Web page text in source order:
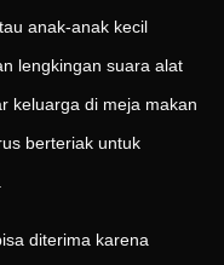
anak-anak kecil
lengkingan suara alat
keluarga di meja makan
berteriak untuk
diterima karena